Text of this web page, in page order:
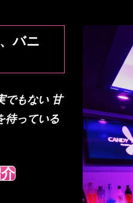
バニ
でもない 甘
待っている